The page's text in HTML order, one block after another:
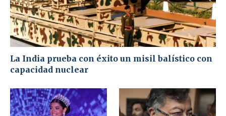
La India prueba con éxito un misil balístico con
capacidad nuclear